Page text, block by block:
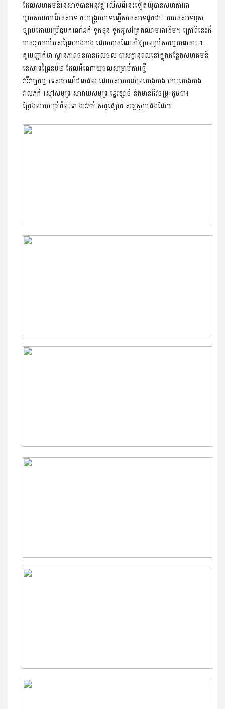
ដែលសហគមន៍នេសាទបានអនុវត្ត លើសពីនេះ​ទៀត​ឃុំបានសហការជា
មួយសហគមន៍នេសាទ ចុះបង្ក្រាបបទល្មើស​នេសាទ​ដូចជា៖ ការនេសាទខុស
ច្បាប់ដោយប្រើឧបករណ៍ឆក់ ទូកឌុន ទូកអូសគ្រែងឈាមជាដើម។ ក្រៅពីនេះក៏
មានអ្នកកាប់អុស​ព្រៃកោង​កាង ដោយបានណែនាំឱ្យបញ្ឈប់សកម្មភាពនោះ។
គួរបញ្ជាក់ថា ស្ថានភាពធនធានជលផល ជាសក្តានុពល​នៅក្នុងកន្លែង​សហគមន៍
នេសាទព្រៃនប់២ ដែលអំណោយផល​សម្រាប់​​ការ​ធ្វើ
​វារីវប្បកម្ម ទេសចរណ៍ជលផល ដោយសារមានព្រៃកោងកាង កោះ​កោងកាង
វាលភក់ ស្មៅសមុទ្រ សារាយសមុទ្រ ឆ្នេរខ្សាច់ និងមានជីវ​ចម្រុៈដូចជា៖
គ្រែងឈាម គ្រំចំពុះទា ងាវភក់ សត្វផ្សោត សត្វស្លាប​ផងដែរ៕